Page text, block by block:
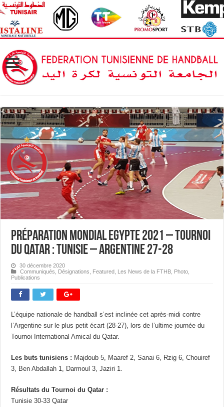
Préparation Mondial Egypte 2021 – Tournoi
du Qatar : Tunisie – Argentine 27-28
30 décembre 2020
Communiqués
Désignations Featured Les News de la FTHB Photo
Publications
L’équipe nationale de handball s’est inclinée cet après-midi contre
l’Argentine sur le plus petit écart (28-27), lors de l’ultime journée du
Tournoi International Amical du Qatar.
Les buts tunisiens : Majdoub 5, Maaref 2, Sanai 6, Rzig 6, Chouiref
3, Ben Abdallah 1, Darmoul 3, Jaziri 1.
Résultats du Tournoi du Qatar :
Tunisie 30-33 Qatar